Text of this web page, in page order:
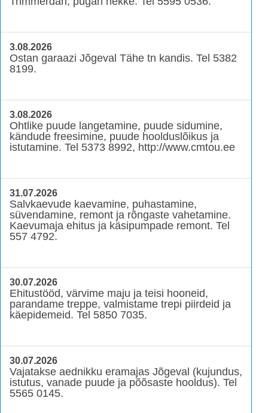
3.08.2026
Ostan garaazi Jõgeval Tähe tn kandis. Tel 5382
8199.
3.08.2026
Ohtlike puude langetamine, puude sidumine,
kändude freesimine, puude hoolduslõikus ja
istutamine. Tel 5373 8992, http://www.cmtou.ee
31.07.2026
Salvkaevude kaevamine, puhastamine,
süvendamine, remont ja rõngaste vahetamine.
Kaevumaja ehitus ja käsipumpade remont. Tel
557 4792.
30.07.2026
Ehitustööd, värvime maju ja teisi hooneid,
parandame treppe, valmistame trepi piirdeid ja
käepidemeid. Tel 5850 7035.
30.07.2026
Vajatakse aednikku eramajas Jõgeval (kujundus,
istutus, vanade puude ja põõsaste hooldus). Tel
5565 0145.